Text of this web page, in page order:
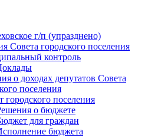
г/п (упразднено)
Совета городского поселения
контроль
о доходах депутатов Совета
поселения
городского поселения
о бюджете
для граждан
бюджета